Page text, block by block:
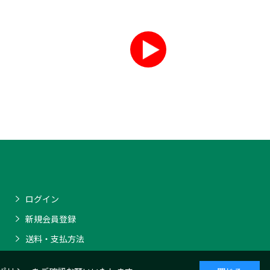
ログイン
新規会員登録
送料・支払方法